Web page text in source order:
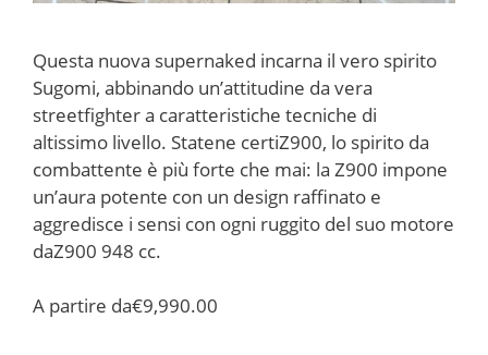
Questa nuova supernaked incarna il vero spirito
Sugomi, abbinando un’attitudine da vera
streetfighter a caratteristiche tecniche di
altissimo livello. Statene certiZ900, lo spirito da
combattente è più forte che mai: la Z900 impone
un’aura potente con un design raffinato e
aggredisce i sensi con ogni ruggito del suo motore
daZ900 948 cc.
A partire da€9,990.00